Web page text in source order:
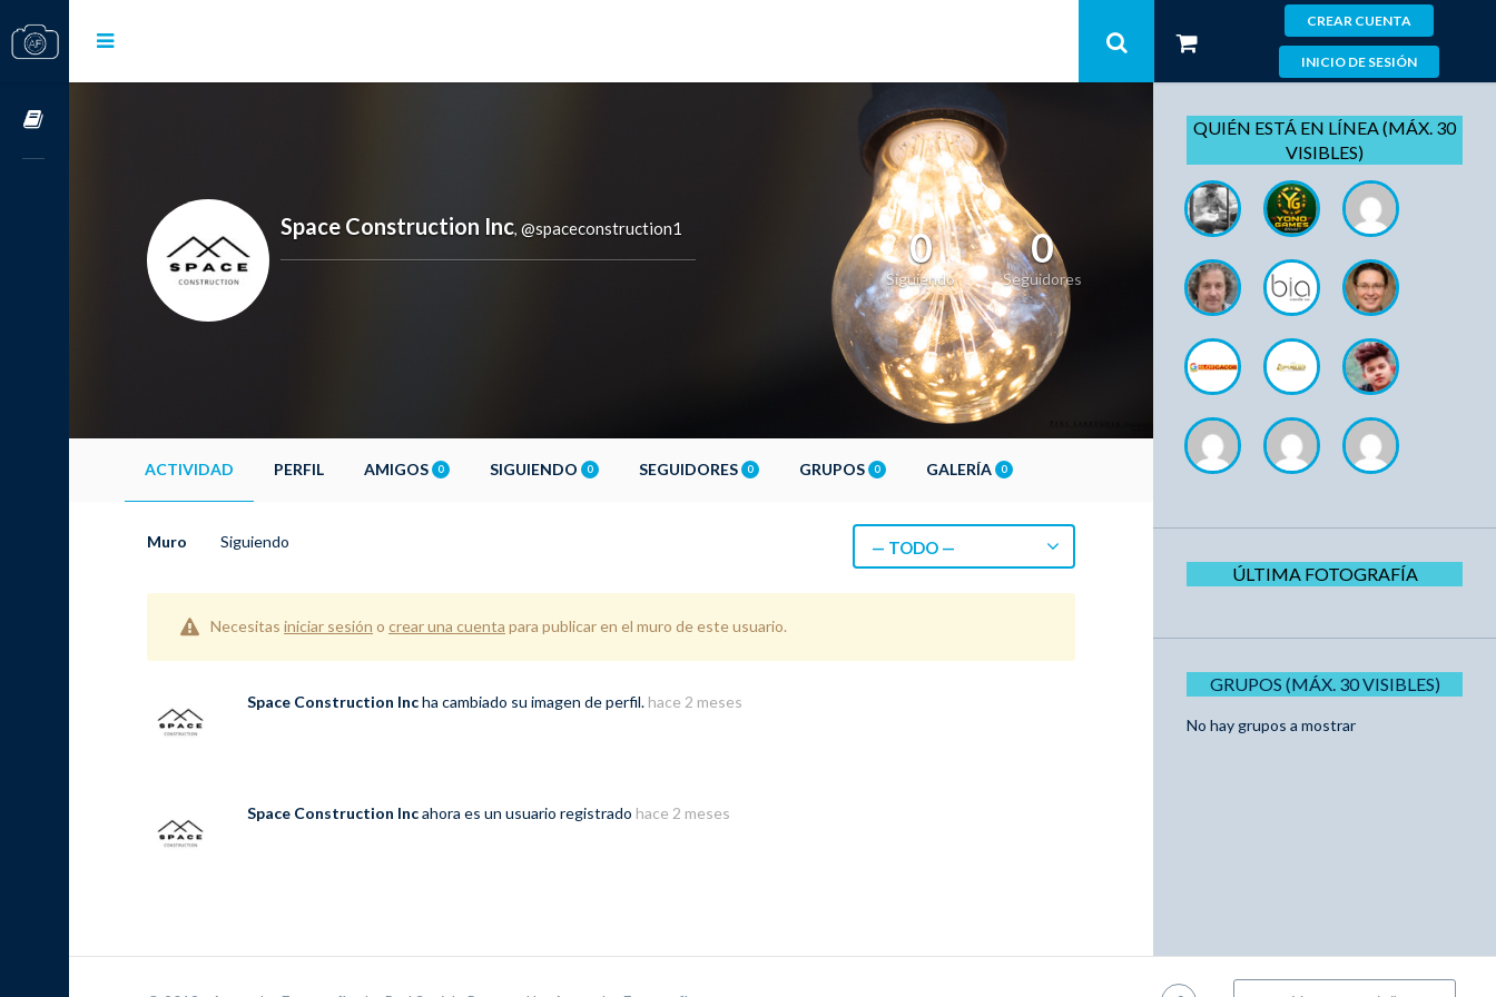
CREAR CUENTA
INICIO DE SESIÓN
Space Construction Inc, @spaceconstruction1 0
Siguiendo
0
Seguidores
ACTIVIDAD PERFIL AMIGOS 0 SIGUIENDO 0 SEGUIDORES 0 GRUPOS 0 GALERÍA 0
Muro Siguiendo — TODO —
Necesitas iniciar sesión o crear una cuenta para publicar en el muro de este usuario.
Space Construction Incha cambiado su imagen de perfil. hace 2 meses
Space Construction Incahora es un usuario registrado hace 2 meses
QUIÉN ESTÁ EN LÍNEA (MÁX. 30
VISIBLES)
ÚLTIMA FOTOGRAFÍA
GRUPOS (MÁX. 30 VISIBLES)
No hay grupos a mostrar